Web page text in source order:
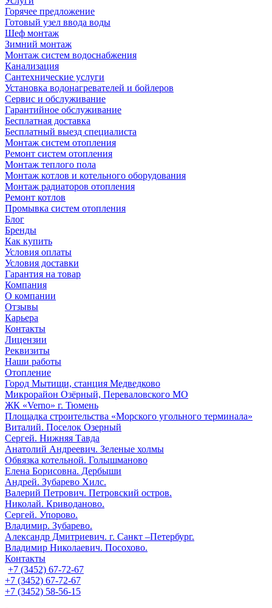
Горячее предложение
Готовый узел ввода воды
Шеф монтаж
Зимний монтаж
Монтаж систем водоснабжения
Канализация
Сантехнические услуги
Установка водонагревателей и бойлеров
Сервис и обслуживание
Гарантийное обслуживание
Бесплатная доставка
Бесплатный выезд специалиста
Монтаж систем отопления
Ремонт систем отопления
Монтаж теплого пола
Монтаж котлов и котельного оборудования
Монтаж радиаторов отопления
Ремонт котлов
Промывка систем отопления
Блог
Бренды
Как купить
Условия оплаты
Условия доставки
Гарантия на товар
Компания
О компании
Отзывы
Карьера
Контакты
Лицензии
Реквизиты
Наши работы
Отопление
Город Мытищи, станция Медведково
Микрорайон Озёрный, Переваловского МО
ЖК «Verno» г. Тюмень
Площадка строительства «Морского угольного терминала»
Виталий. Поселок Озерный
Сергей. Нижняя Тавда
Анатолий Андреевич. Зеленые холмы
Обвязка котельной. Голышманово
Елена Борисовна. Дербыши
Андрей. Зубарево Хилс.
Валерий Петрович. Петровский остров.
Николай. Криводаново.
Сергей. Упорово.
Владимир. Зубарево.
Александр Дмитриевич. г. Санкт –Петербург.
Владимир Николаевич. Посохово.
Контакты
+7 (3452) 67-72-67
+7 (3452) 67-72-67
+7 (3452) 58-56-15